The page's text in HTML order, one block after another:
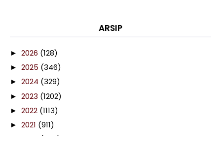
ARSIP
► 2026 (128)
► 2025 (346)
► 2024 (329)
► 2023 (1202)
► 2022 (1113)
► 2021 (911)
(460)